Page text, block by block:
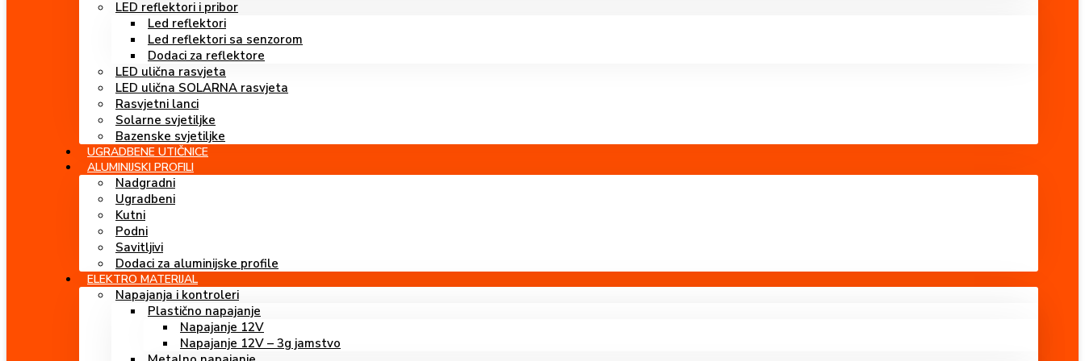
LED reflektori i pribor
Led reflektori
Led reflektori sa senzorom
Dodaci za reflektore
LED ulična rasvjeta
LED ulična SOLARNA rasvjeta
Rasvjetni lanci
Solarne svjetiljke
Bazenske svjetiljke
UGRADBENE UTIČNICE
ALUMINIJSKI PROFILI
Nadgradni
Ugradbeni
Kutni
Podni
Savitljivi
Dodaci za aluminijske profile
ELEKTRO MATERIJAL
Napajanja i kontroleri
Plastično napajanje
Napajanje 12V
Napajanje 12V – 3g jamstvo